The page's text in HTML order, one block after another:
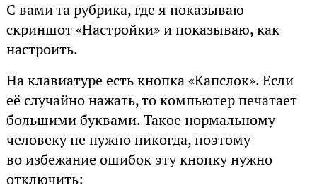
С вами та рубрика, где я показываю
скриншот «Настройки» и показываю, как
настроить.
На клавиатуре есть кнопка «Капслок». Если
её случайно нажать, то компьютер печатает
большими буквами. Такое нормальному
человеку не нужно никогда, поэтому
во избежание ошибок эту кнопку нужно
отключить: